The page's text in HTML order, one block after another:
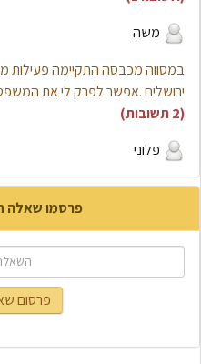
משה
במסווה מכבסה התקיימה פעילות
ירושלים .אפשר לפרק לי את
(2 תשובות)
פלוני
פרסמו שאלה
פרסום